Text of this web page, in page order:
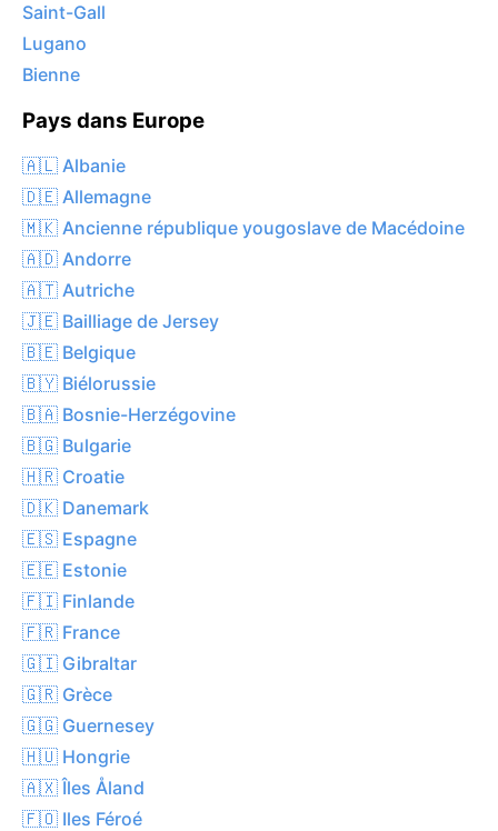
Saint-Gall
Lugano
Bienne
Pays dans Europe
🇦🇱 Albanie
🇩🇪 Allemagne
🇲🇰 Ancienne république yougoslave de Macédoine
🇦🇩 Andorre
🇦🇹 Autriche
🇯🇪 Bailliage de Jersey
🇧🇪 Belgique
🇧🇾 Biélorussie
🇧🇦 Bosnie-Herzégovine
🇧🇬 Bulgarie
🇭🇷 Croatie
🇩🇰 Danemark
🇪🇸 Espagne
🇪🇪 Estonie
🇫🇮 Finlande
🇫🇷 France
🇬🇮 Gibraltar
🇬🇷 Grèce
🇬🇬 Guernesey
🇭🇺 Hongrie
🇦🇽 Îles Åland
🇫🇴 Iles Féroé